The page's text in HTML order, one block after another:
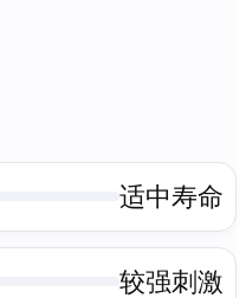
适中寿命
较强刺激